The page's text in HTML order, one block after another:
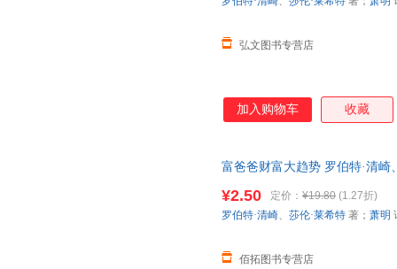
弘文图书专营店
加入购物车 收藏
富爸爸财富大趋势 罗伯特·清
¥2.50 定价： ¥19.80 (1.27折)
佰拓图书专营店
罗伯特·清崎、 莎伦·莱希特 著； 萧明